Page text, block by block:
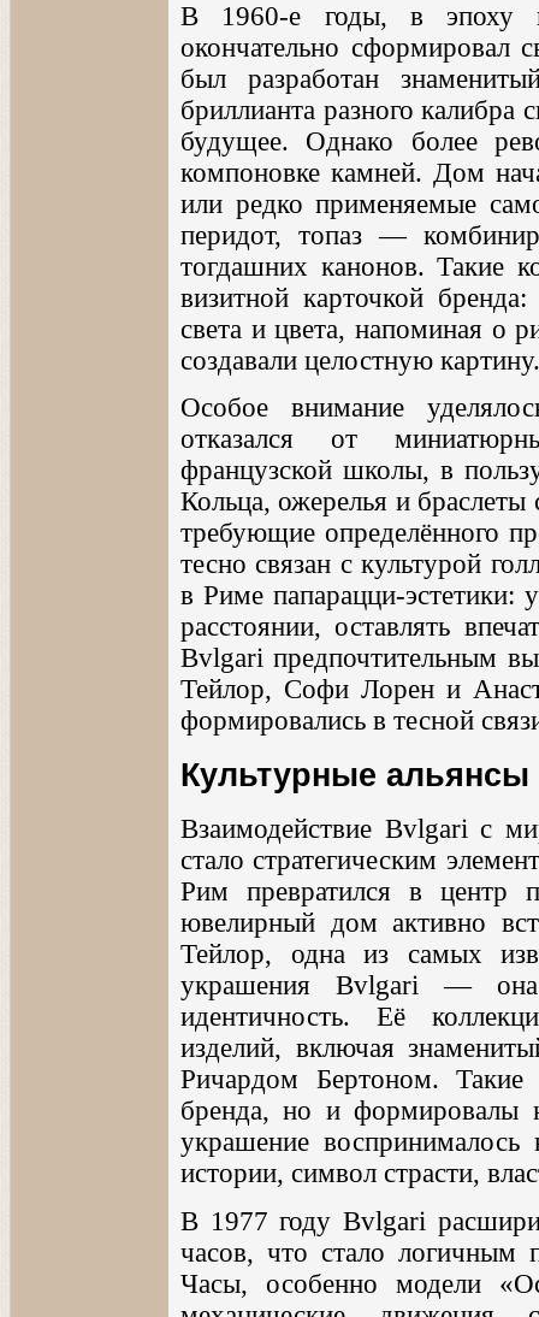
В 1960-е годы, в эпоху
окончательно сформировал
был разработан
бриллианта разного
будущее. Однако более
компоновке камней. Дом
или редко применяемые
перидот, топаз —
тогдашних канонов. Такие
визитной карточкой
света и цвета, напоминая о
создавали целостную картину.
Особое внимание
отказался от
французской школы, в
Кольца, ожерелья и браслеты
требующие определённого
тесно связан с культурой
в Риме папарацци-эстетики:
расстоянии, оставлять
Bvlgari предпочтительным
Тейлор, Софи Лорен и
формировались в тесной
Культурные
Взаимодействие Bvlgari с
стало стратегическим
Рим превратился в центр
ювелирный дом активно
Тейлор, одна из самых
украшения Bvlgari —
идентичность. Её
изделий, включая
Ричардом Бертоном. Такие
бренда, но и формировалы
украшение воспринималось
истории, символ страсти,
В 1977 году Bvlgari
часов, что стало логичным
Часы, особенно модели